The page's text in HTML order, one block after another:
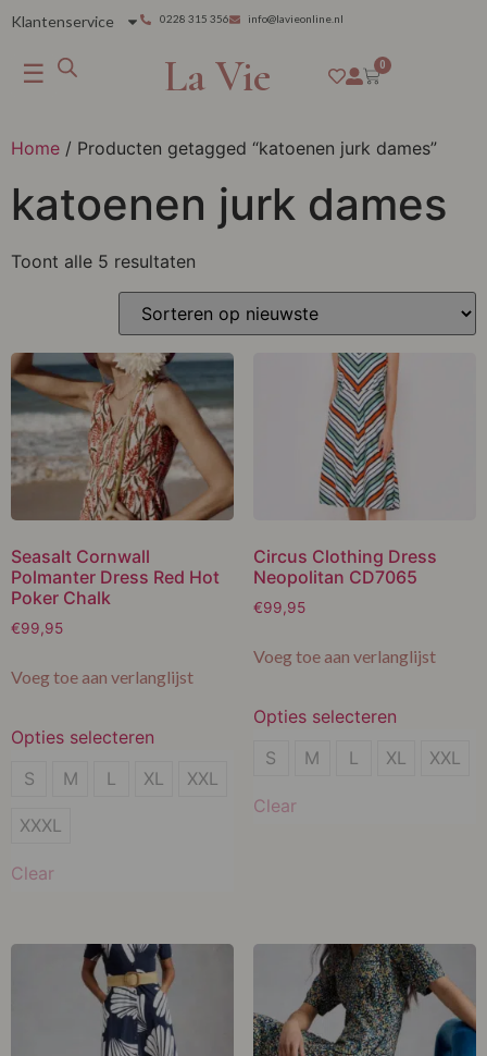
Klantenservice 0228 315 356 info@lavieonline.nl
☰ La Vie 0
Home / Producten getagged “katoenen jurk dames”
katoenen jurk dames
Toont alle 5 resultaten
Seasalt Cornwall
Polmanter Dress Red Hot
Poker Chalk
€99,95
Voeg toe aan verlanglijst
Opties selecteren
S
M
XXL
S M L XL XXL
XXXL
Clear
Circus Clothing Dress
Neopolitan CD7065
€99,95
Voeg toe aan verlanglijst
Opties selecteren
S
M
S M L XL XXL
Clear